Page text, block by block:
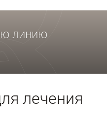
линию
лечения